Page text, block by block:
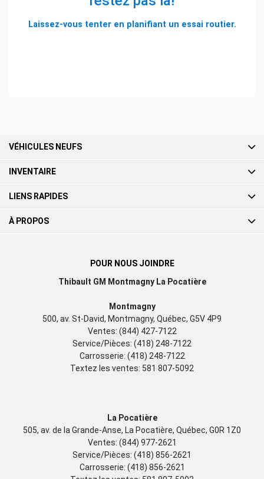
Laissez-vous tenter en planifiant un essai routier.
POUR NOUS JOINDRE
Thibault GM Montmagny La Pocatière
Montmagny
500, av. St-David, Montmagny, Québec, G5V 4P9
Ventes: (844) 427-7122
Service/Pièces: (418) 248-7122
Carrosserie: (418) 248-7122
Textez les ventes: 581 807-5092
La Pocatière
505, av. de la Grande-Anse, La Pocatière, Québec, G0R 1Z0
Ventes: (844) 977-2621
Service/Pièces: (418) 856-2621
Carrosserie: (418) 856-2621
VÉHICULES NEUFS
INVENTAIRE
LIENS RAPIDES
À PROPOS